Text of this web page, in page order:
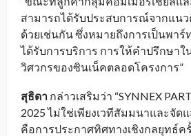
สามารถได้รับประสบการณ์จากแนว
ด้วยเช่นกัน ซึ่งหมายถึงการเป็นพาร์
ได้รับการบริการ การให้คำปรึกษาใ
วิศวกรของซินเน็คตลอดโครงการ”
สุธิดา กล่าวเสริมว่า “SYNNEX
2025 ไม่ใช่เพียงเวทีสัมมนาและจัด
คือการประกาศทิศทางเชิงกลยุทธ์